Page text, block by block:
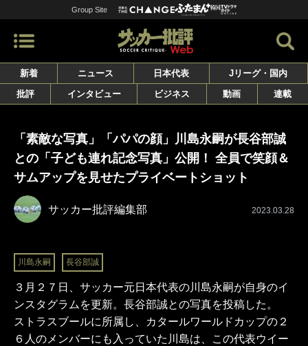
Group Site
新着 ニュース 日本代表
Jリーグ・国内
批評
インタビュー ビジネス 動画 連載
「素敵な写真」「パパの顔」川島永嗣が長谷部誠
との「子ども連れ記念写真」公開！ 全員で笑顔＆
サムアップを見せたプライベートショット
サッカー批評編集部 2023.03.28
川島永嗣 長谷部誠
３月２７日、サッカー元日本代表の川島永嗣が自身のイ
ンスタグラムを更新。長谷部誠との写真を投稿した。
ストラスブールに所属し、カタールワールドカップの２
６人のメンバーにも入っていた川島は、この代表ウイー